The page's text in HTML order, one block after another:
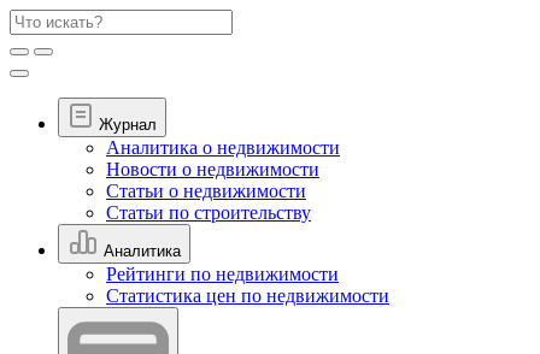
Журнал
Аналитика о недвижимости
Новости о недвижимости
Статьи о недвижимости
Статьи по строительству
Аналитика
Рейтинги по недвижимости
Статистика цен по недвижимости